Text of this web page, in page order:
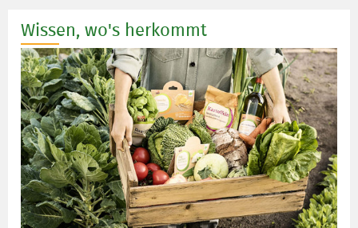
Wissen, wo's herkommt